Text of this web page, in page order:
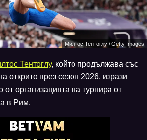
Милтос Тентоглу / Getty Images
Тентоглу, който продължава със
открито през сезон 2026, изрази
от организацията на турнира от
в Рим.